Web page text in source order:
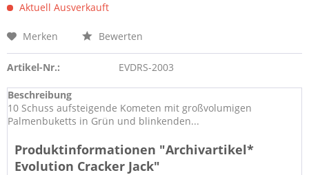
Aktuell Ausverkauft
Merken Bewerten
Artikel-Nr.: EVDRS-2003
Beschreibung
10 Schuss aufsteigende Kometen mit großvolumigen
Palmenbuketts in Grün und blinkenden...
Produktinformationen "Archivartikel*
Evolution Cracker Jack"